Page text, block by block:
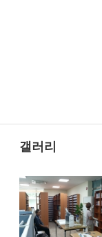
갤러리